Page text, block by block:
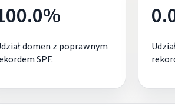
domen z poprawnym
SPF.